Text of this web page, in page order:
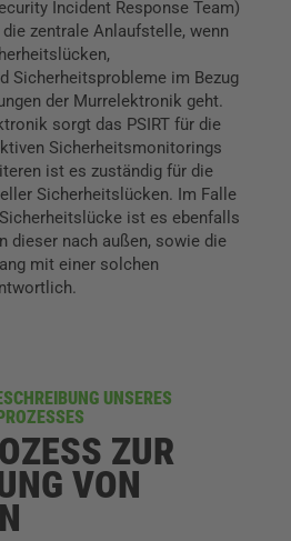
Incident Response Team)
zentrale Anlaufstelle, wenn
Sicherheitsprobleme im Bezug
der Murrelektronik geht.
sorgt das PSIRT für die
Sicherheitsmonitorings
ist es zuständig für die
Sicherheitslücken. Im Falle
ist es ebenfalls
dieser nach außen, sowie die
mit einer solchen
UNSERES
ZUR
VON